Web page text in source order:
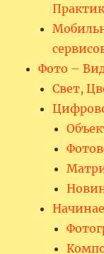
Фото –
Свет,